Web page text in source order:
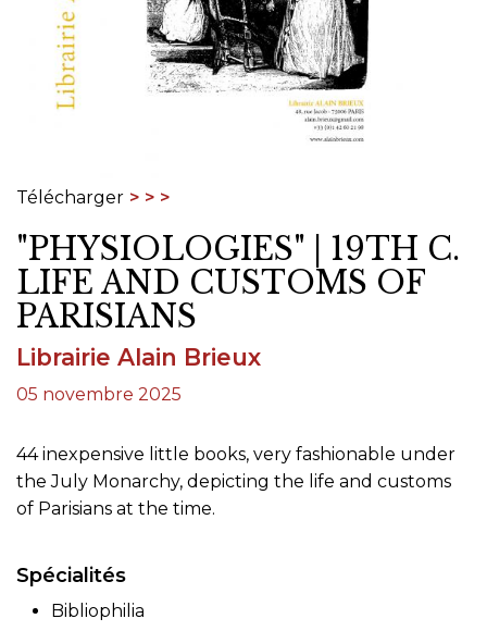
Télécharger
"PHYSIOLOGIES" | 19TH C.
LIFE AND CUSTOMS OF
PARISIANS
Librairie Alain Brieux
05 novembre 2025
44 inexpensive little books, very fashionable under
the July Monarchy, depicting the life and customs
of Parisians at the time.
Spécialités
Bibliophilia